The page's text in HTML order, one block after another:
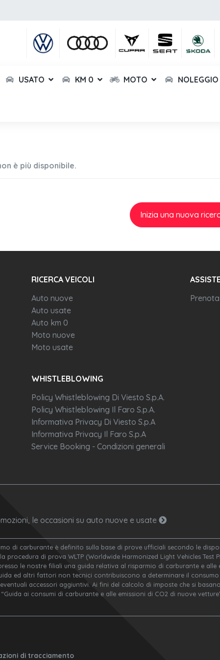
USATO KM 0 MOTO NOLEGGIO
è più disponibile.
Inizia una nuova
RICERCA VEICOLI
Auto nuove
Auto usate
Auto km 0
Moto nuove
Moto usate
WHISTLEBLOWING
Policy Whistleblowing Di Viesto S.p.A.
Policy Whistleblowing Il Faro S.p.A.
Informativa Privacy Di Viesto S.p.A
Informativa Privacy Il Faro S.p.A
Service Booking - Condizioni generali
le occasioni su auto nuove e usate
di carburante è definito sulla base di prove ufficiali secondo le
di prova WLTP (Worldwide Harmonized Light Vehicles Test
le nostre filiali una guida relativa al risparmio di carburante e
ed altri fattori non tecnici contribuiscono a determinare il
accessori aggiuntivi. Ai fini del calcolo di imposte che si
ai consumi di carburante e alle emissioni di CO2 di nuove
di tracciamento